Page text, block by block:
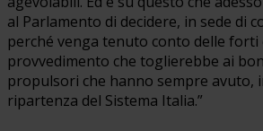
al Parlamento di decidere, in sede di
perché venga tenuto conto delle forti
provvedimento che toglierebbe ai
propulsori che hanno sempre avuto,
ripartenza del Sistema Italia.”